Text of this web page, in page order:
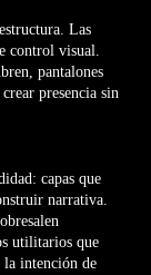
Las
control visual.
pantalones
presencia sin
capas que
narrativa.
utilitarios que
la intención de